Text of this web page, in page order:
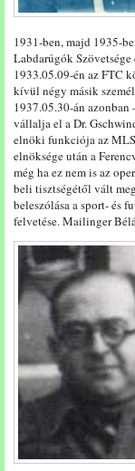
1931-ben, majd 1935-
Labdarúgók
1933.05.09-én az FTC
kívül négy másik
1937.05.30-án
vállalja el a Dr.
elnöki funkciója az
elnöksége után a
még ha ez nem is az
beli tisztségétől vált
beleszólása a sport- és
felvetése. Mailinger